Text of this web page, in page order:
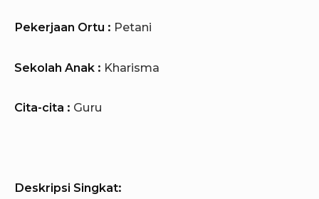
Pekerjaan Ortu : Petani
Sekolah Anak : Kharisma
Cita-cita : Guru
Deskripsi Singkat: